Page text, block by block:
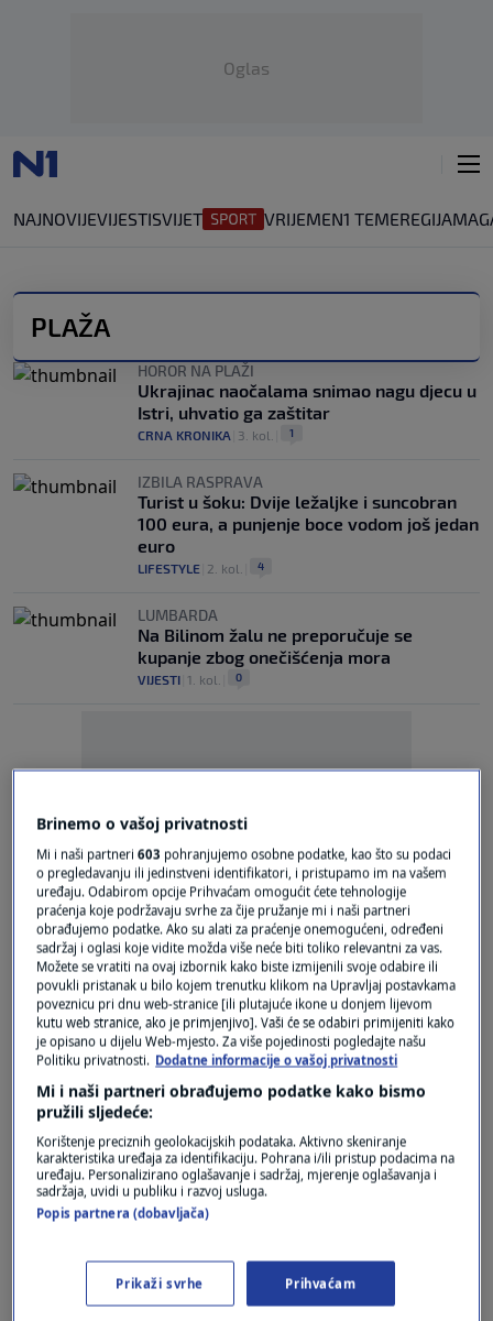
Oglas
NAJNOVIJEVIJESTISVIJET VRIJEMEN1 TEMEREGIJA
PLAŽA
HOROR NA PLAŽI
Ukrajinac naočalama snimao nagu djecu u
Istri, uhvatio ga zaštitar
CRNA KRONIKA 3. kol. 1
IZBILA RASPRAVA
Turist u šoku: Dvije ležaljke i suncobran
100 eura, a punjenje boce vodom još jedan
euro
LIFESTYLE 2. kol. 4
LUMBARDA
Na Bilinom žalu ne preporučuje se
kupanje zbog onečišćenja mora
VIJESTI 1. kol. 0
Oglas
VRUĆE LJETNE TEME
Vojković za N1: Hrvatska je naručila dva
nova kanadera koji još ne postoje. A kad ih
dobijemo, imat ćemo problem
VIJESTI|30. srp.| 7
SANTA CRUZ
FOTO, VIDEO / Dramatično spašavanje
kupača iz ogromnih valova na popularnoj
plaži
SVIJET|29. srp.
DEMANTI
Jadranka turizam: Plaža Bellevue uređena
je plaža kojom se upravlja temeljem
Brinemo o vašoj privatnosti
Mi i naši partneri603 pohranjujemo osobne podatke, kao što su podaci
o pregledavanju ili jedinstveni identifikatori, i pristupamo im na vašem
uređaju. Odabirom opcije Prihvaćam omogućit ćete tehnologije
praćenja koje podržavaju svrhe za čije pružanje mi i naši partneri
obrađujemo podatke. Ako su alati za praćenje onemogućeni, određeni
sadržaj i oglasi koje vidite možda više neće biti toliko relevantni za vas.
Možete se vratiti na ovaj izbornik kako biste izmijenili svoje odabire ili
povukli pristanak u bilo kojem trenutku klikom na Upravljaj postavkama
poveznicu pri dnu web-stranice [ili plutajuće ikone u donjem lijevom
kutu web stranice, ako je primjenjivo]. Vaši će se odabiri primijeniti kako
je opisano u dijelu Web-mjesto. Za više pojedinosti pogledajte našu
Politiku privatnosti. Dodatne informacije o vašoj privatnosti
Mi i naši partneri obrađujemo podatke kako bismo
pružili sljedeće:
Korištenje preciznih geolokacijskih podataka. Aktivno skeniranje
karakteristika uređaja za identifikaciju. Pohrana i/ili pristup podacima na
uređaju. Personalizirano oglašavanje i sadržaj, mjerenje oglašavanja i
sadržaja, uvidi u publiku i razvoj usluga.
Popis partnera (dobavljača)
Prikaži svrhe Prihvaćam